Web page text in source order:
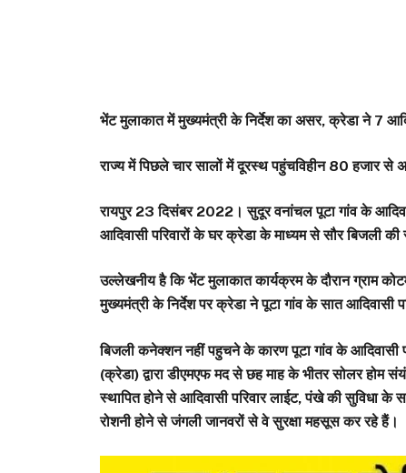
भेंट मुलाकात में मुख्यमंत्री के निर्देश का असर, क्रेडा ने 7
राज्य में पिछले चार सालों में दूरस्थ पहुंचविहीन 80 हजार से
रायपुर 23 दिसंबर 2022। सुदूर वनांचल पूटा गांव के
आदिवासी परिवारों के घर क्रेडा के माध्यम से सौर बिजली
उल्लेखनीय है कि भेंट मुलाकात कार्यक्रम के दौरान ग्राम
मुख्यमंत्री के निर्देश पर क्रेडा ने पूटा गांव के सात आदिवासी
बिजली कनेक्शन नहीं पहुचने के कारण पूटा गांव के आदिवासी
(क्रेडा) द्वारा डीएमएफ मद से छह माह के भीतर सोलर होम
स्थापित होने से आदिवासी परिवार लाईट, पंखे की सुविधा
रोशनी होने से जंगली जानवरों से वे सुरक्षा महसूस कर रहे हैं।